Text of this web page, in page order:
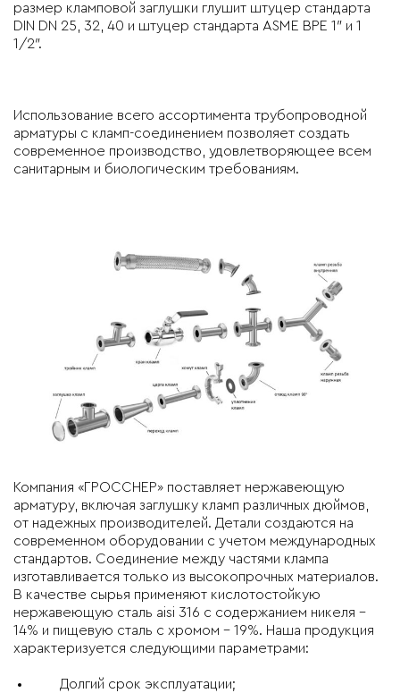
размер кламповой заглушки глушит штуцер стандарта
DIN DN 25, 32, 40 и штуцер стандарта ASME BPE 1″ и 1
1/2″.
Использование всего ассортимента трубопроводной
арматуры с кламп-соединением позволяет создать
современное производство, удовлетворяющее всем
санитарным и биологическим требованиям.
Компания «ГРОССНЕР» поставляет нержавеющую
арматуру, включая заглушку кламп различных дюймов,
от надежных производителей. Детали создаются на
современном оборудовании с учетом международных
стандартов. Соединение между частями клампа
изготавливается только из высокопрочных материалов.
В качестве сырья применяют кислотостойкую
нержавеющую сталь aisi 316 с содержанием никеля –
14% и пищевую сталь с хромом – 19%. Наша продукция
характеризуется следующими параметрами:
Долгий срок эксплуатации;